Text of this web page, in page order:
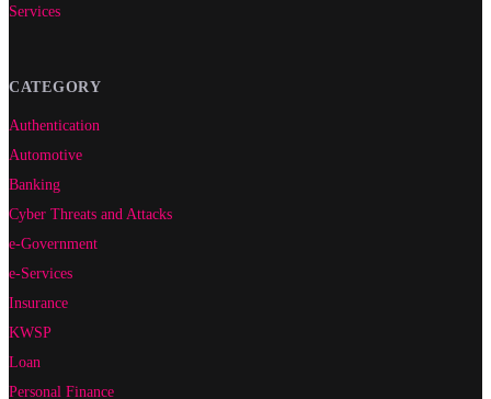
Services
CATEGORY
Authentication
Automotive
Banking
Cyber Threats and Attacks
e-Government
e-Services
Insurance
KWSP
Loan
Personal Finance